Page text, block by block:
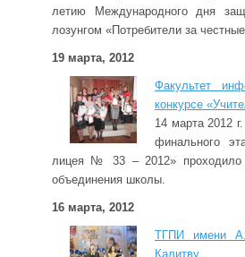
летию Международного дня
лозунгом «Потребители за
19 марта, 2012
Факультет
конкурсе
14 марта
финального
лицея № 33 – 2012» проходило
объединения школы.
16 марта, 2012
ТГПИ имени
Калитву